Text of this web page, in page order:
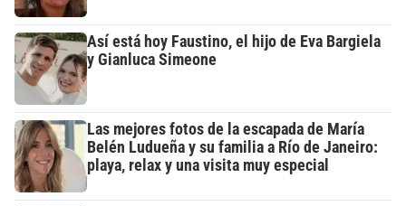
Así está hoy Faustino, el hijo de Eva Bargiela
y Gianluca Simeone
Las mejores fotos de la escapada de María
Belén Ludueña y su familia a Río de Janeiro:
playa, relax y una visita muy especial